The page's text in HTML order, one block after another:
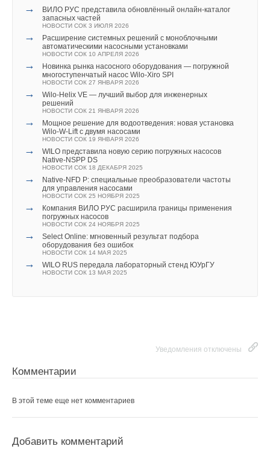
→
ВИЛО РУС представила обновлённый онлайн‑каталог
запасных частей
НОВОСТИ СОК 3 ИЮЛЯ 2026
→
Расширение системных решений с моноблочными
автоматическими насосными установками
НОВОСТИ СОК 10 АПРЕЛЯ 2026
→
Новинка рынка насосного оборудования — погружной
многоступенчатый насос Wilo-Xiro SPI
НОВОСТИ СОК 27 ЯНВАРЯ 2026
→
Wilo-Helix VE — лучший выбор для инженерных
решений
НОВОСТИ СОК 21 ЯНВАРЯ 2026
→
Мощное решение для водоотведения: новая установка
Wilo-W-Lift с двумя насосами
НОВОСТИ СОК 19 ЯНВАРЯ 2026
→
WILO представила новую серию погружных насосов
Native-NSPP DS
НОВОСТИ СОК 18 ДЕКАБРЯ 2025
→
Native-NFD P: специальные преобразователи частоты
для управления насосами
НОВОСТИ СОК 25 НОЯБРЯ 2025
→
Компания ВИЛО РУС расширила границы применения
погружных насосов
НОВОСТИ СОК 24 НОЯБРЯ 2025
→
Select Online: мгновенный результат подбора
оборудования без ошибок
НОВОСТИ СОК 14 МАЯ 2025
→ WILO RUS передала лабораторный стенд ЮУрГУ
НОВОСТИ СОК 13 МАЯ 2025
Уведомления отключены
Комментарии
В этой теме еще нет комментариев
Добавить комментарий
Текст комментария
годы безотказной службы
ЖУРНАЛ СОК МАЙ 2026
Около 8 тысяч тепловых пунктов столицы оборудовали
системой онлайн-диспетчеризации
НОВОСТИ СОК 5 МАРТА 2026
Гидромодули DANTEX: три серии для надёжных
инженерных систем
ЖУРНАЛ СОК МАРТ 2026
Расширение функционала пожарных насосных
станций WaterJump тип FS
НОВОСТИ СОК 27 ФЕВРАЛЯ 2026
Использование возобновляемых источников энергии для
водообеспечения южных регионов России
ЖУРНАЛ СОК ФЕВРАЛЬ 2026
Принудительное водоотведение в условиях
перепланировки: возможности CITILIFT Trio
ЖУРНАЛ СОК ФЕВРАЛЬ 2026
Мощное решение для водоотведения: новая установка
Wilo-W-Lift с двумя насосами
НОВОСТИ СОК 19 ЯНВАРЯ 2026
Завод «НК КРОН» локализовал производство критически
важного оборудования
НОВОСТИ СОК 3 ОКТЯБРЯ 2025
Добавить комментарий
Ваше имя *
Ваш E-mail *